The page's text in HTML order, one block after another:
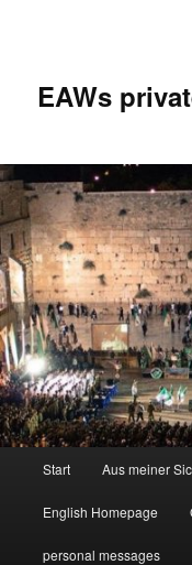
EAWs
Start Aus meiner
English Homepage
personal messages